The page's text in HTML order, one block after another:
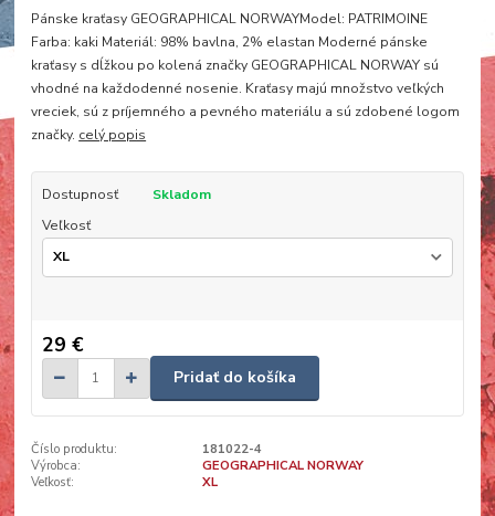
Pánske kraťasy GEOGRAPHICAL NORWAYModel: PATRIMOINE
Farba: kaki Materiál: 98% bavlna, 2% elastan Moderné pánske
kraťasy s dĺžkou po kolená značky GEOGRAPHICAL NORWAY sú
vhodné na každodenné nosenie. Kraťasy majú množstvo veľkých
vreciek, sú z príjemného a pevného materiálu a sú zdobené logom
značky. celý popis
Dostupnosť
Skladom
Veľkosť
29 €
Pridať do košíka
Číslo produktu:
181022-4
Výrobca:
GEOGRAPHICAL NORWAY
Veľkosť:
XL